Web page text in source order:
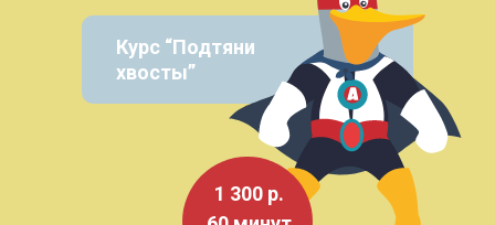
Курс “Подтяни
хвосты”
1 300 р.